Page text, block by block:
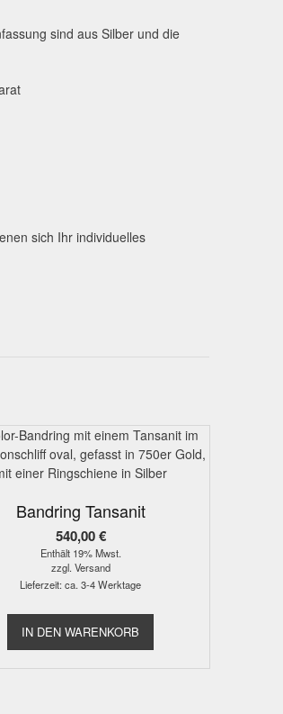
sind aus Silber und die
sich Ihr individuelles
Bandring Tansanit
540,00€
Enthält 19% Mwst.
zzgl. Versand
Lieferzeit: ca. 3-4 Werktage
IN DEN WARENKORB